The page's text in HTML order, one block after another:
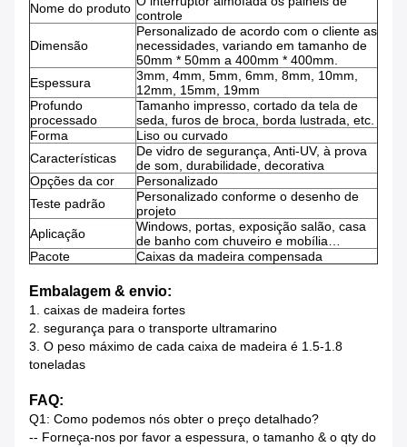
Nome do produto controle
Dimensão
Personalizado de acordo com o cliente as
necessidades, variando em tamanho de
50mm * 50mm a 400mm * 400mm.
Espessura
3mm, 4mm, 5mm, 6mm, 8mm, 10mm,
12mm, 15mm, 19mm
Profundo
processado
Tamanho impresso, cortado da tela de
seda, furos de broca, borda lustrada, etc.
Forma
Liso ou curvado
Características
De vidro de segurança, Anti-UV, à prova
de som, durabilidade, decorativa
Opções da cor
Personalizado
Teste padrão
Personalizado conforme o desenho de
projeto
Aplicação
Windows, portas, exposição salão, casa
de banho com chuveiro e mobília…
Pacote
Caixas da madeira compensada
Embalagem & envio:
1. caixas de madeira fortes
2. segurança para o transporte ultramarino
3. O peso máximo de cada caixa de madeira é 1.5-1.8
toneladas
FAQ:
Q1: Como podemos nós obter o preço detalhado?
-- Forneça-nos por favor a espessura, o tamanho & o qty do